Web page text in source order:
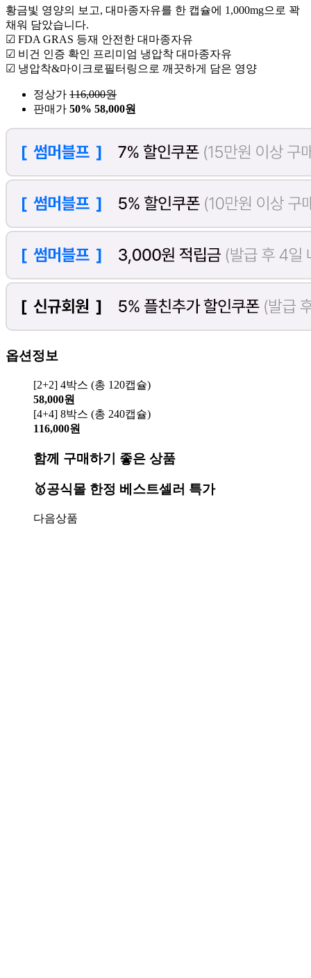
황금빛 영양의 보고, 대마종자유를 한 캡슐에 1,000mg으로 꽉
채워 담았습니다.
☑ FDA GRAS 등재 안전한 대마종자유
☑ 비건 인증 확인 프리미엄 냉압착 대마종자유
☑ 냉압착&마이크로필터링으로 깨끗하게 담은 영양
정상가 116,000원
판매가 50% 58,000원
옵션정보
[2+2] 4박스 (총 120캡슐)
58,000원
[4+4] 8박스 (총 240캡슐)
116,000원
함께 구매하기 좋은 상품
🥇공식몰 한정 베스트셀러 특가
다음상품